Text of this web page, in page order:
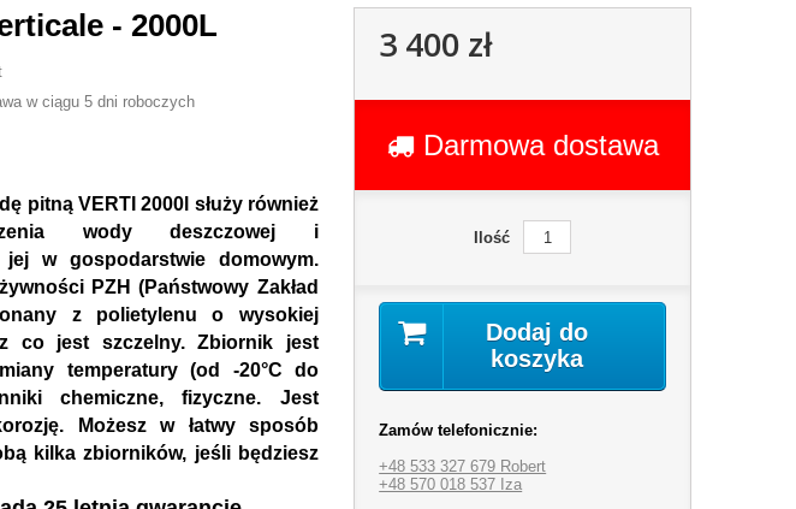
- 2000L
w ciągu 5 dni roboczych
pitną VERTI 2000l służy również
wody deszczowej i
jej w gospodarstwie domowym.
PZH (Państwowy Zakład
z polietylenu o wysokiej
co jest szczelny. Zbiornik jest
temperatury (od -20°C do
chemiczne, fizyczne. Jest
Możesz w łatwy sposób
kilka zbiorników, jeśli będziesz
3 400 zł
Darmowa dostawa
Ilość
Dodaj do
koszyka
Zamów telefonicznie:
+48 533 327 679 Robert
+48 570 018 537 Iza